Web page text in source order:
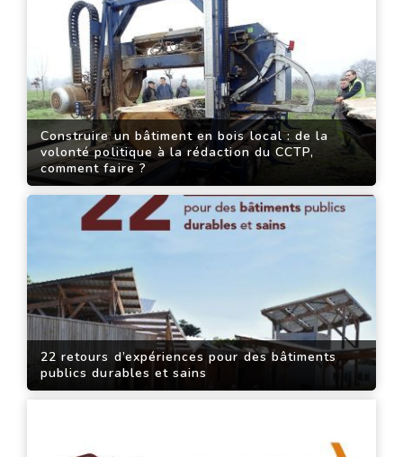
Construire un bâtiment en bois local : de la
volonté politique à la rédaction du CCTP,
comment faire ?
22 retours d’expériences pour des bâtiments
publics durables et sains